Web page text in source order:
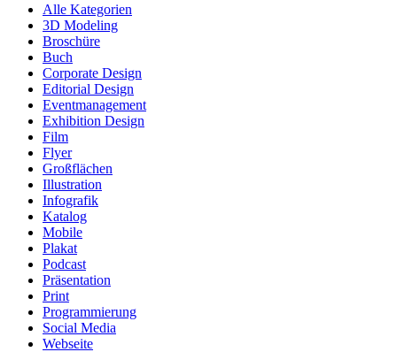
Alle Kategorien
3D Modeling
Broschüre
Buch
Corporate Design
Editorial Design
Eventmanagement
Exhibition Design
Film
Flyer
Großflächen
Illustration
Infografik
Katalog
Mobile
Plakat
Podcast
Präsentation
Print
Programmierung
Social Media
Webseite